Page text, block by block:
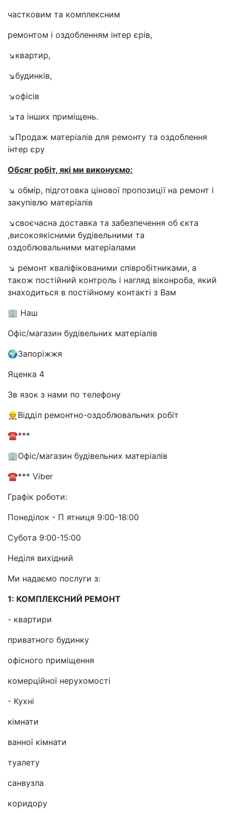
частковим та комплексним
ремонтом і оздобленням інтер єрів,
↘️квартир,
↘️будинків,
↘️офісів
↘️та інших приміщень.
↘️Продаж матеріалів для ремонту та оздоблення
інтер єру
Обсяг робіт, які ми виконуємо:
↘️ обмір, підготовка цінової пропозиції на ремонт і
закупівлю матеріалів
↘️своєчасна доставка та забезпечення об єкта
,високоякісними будівельними та
оздоблювальними матеріалами
↘️ ремонт кваліфікованими співробітниками, а
також постійний контроль і нагляд віконроба, який
знаходиться в постійному контакті з Вам
🏢 Наш
Офіс/магазин будівельних матеріалів
🌍Запоріжжя
Яценка 4
Зв язок з нами по телефону
👷Відділ ремонтно-оздоблювальних робіт
☎️***
🏢Офіс/магазин будівельних матеріалів
☎*** Viber
Графік роботи:
Понеділок - П ятниця 9:00-18:00
Субота 9:00-15:00
Неділя вихідний
Ми надаємо послуги з:
1: КОМПЛЕКСНИЙ РЕМОНТ
- квартири
приватного будинку
офісного приміщення
комерційної нерухомості
- Кухні
кімнати
ванної кімнати
туалету
санвузла
коридору